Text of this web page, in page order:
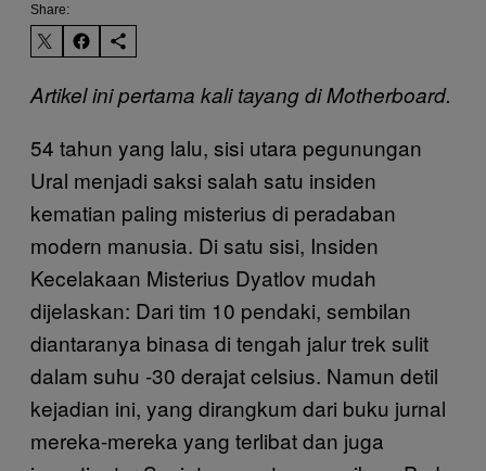
Share:
Artikel ini pertama kali tayang di Motherboard.
54 tahun yang lalu, sisi utara pegunungan
Ural menjadi saksi salah satu insiden
kematian paling misterius di peradaban
modern manusia. Di satu sisi, Insiden
Kecelakaan Misterius Dyatlov mudah
dijelaskan: Dari tim 10 pendaki, sembilan
diantaranya binasa di tengah jalur trek sulit
dalam suhu -30 derajat celsius. Namun detil
kejadian ini, yang dirangkum dari buku jurnal
mereka-mereka yang terlibat dan juga